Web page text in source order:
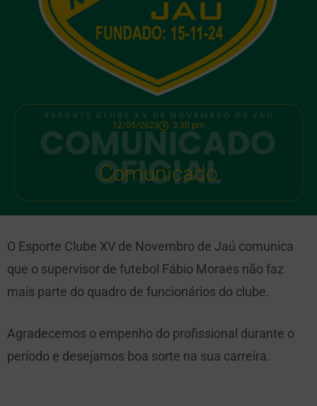
12/05/2023 3:30 pm
Comunicado
O Esporte Clube XV de Novembro de Jaú comunica
que o supervisor de futebol Fábio Moraes não faz
mais parte do quadro de funcionários do clube.
Agradecemos o empenho do profissional durante o
período e desejamos boa sorte na sua carreira.